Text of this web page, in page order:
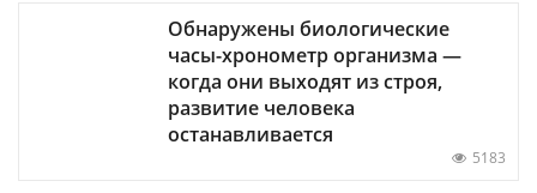
Обнаружены биологические
часы-хронометр организма —
когда они выходят из строя,
развитие человека
останавливается
5183